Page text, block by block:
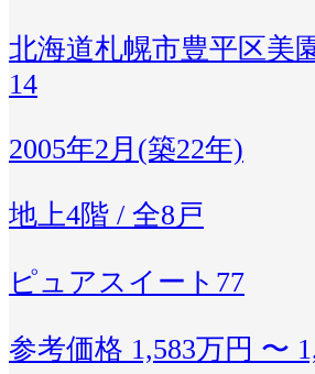
北海道札幌市豊平区美
14
2005年2月(築22年)
地上4階 / 全8戸
ピュアスイート77
参考価格 1,583万円 〜